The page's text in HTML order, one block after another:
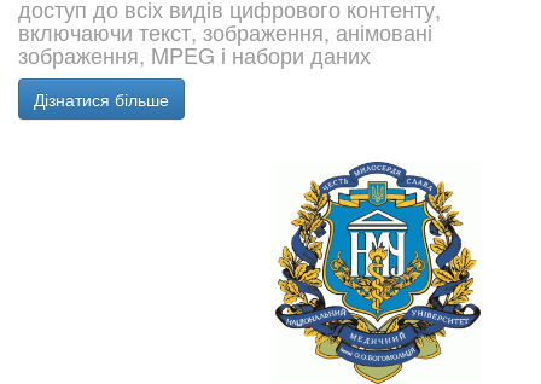
доступ до всіх видів цифрового контенту,
включаючи текст, зображення, анімовані
зображення, MPEG і набори даних
Дізнатися більше